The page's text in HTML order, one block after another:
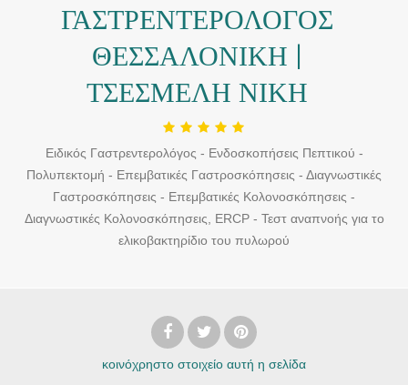
ΓΑΣΤΡΕΝΤΕΡΟΛΟΓΟΣ
ΘΕΣΣΑΛΟΝΙΚΗ |
ΤΣΕΣΜΕΛΗ ΝΙΚΗ
Ειδικός Γαστρεντερολόγος - Ενδοσκοπήσεις Πεπτικού -
Πολυπεκτομή - Επεμβατικές Γαστροσκόπησεις - Διαγνωστικές
Γαστροσκόπησεις - Επεμβατικές Κολονοσκόπησεις -
Διαγνωστικές Κολονοσκόπησεις, ERCP - Τεστ αναπνοής για το
ελικοβακτηρίδιο του πυλωρού
κοινόχρηστο στοιχείο αυτή η σελίδα